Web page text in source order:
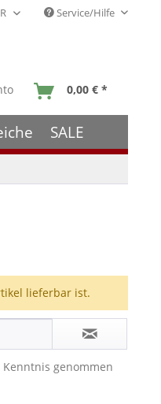
Service/Hilfe
0,00 € *
SALE
lieferbar ist.
genommen